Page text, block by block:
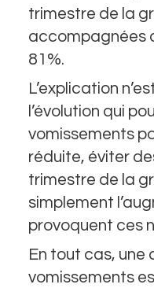
trimestre de la
accompagnées
81%.
L’explication
l’évolution qui
vomissements
réduite, éviter
trimestre de la
simplement
provoquent ces
En tout cas, une
vomissements